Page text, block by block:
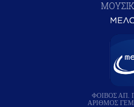
ΦΟΙΒΟΣ ΑΠ.
ΑΡΙΘΜΟΣ